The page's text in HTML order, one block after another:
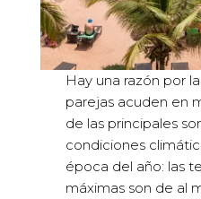
Hay una razón por
parejas acuden en
de las principales
condiciones
época del año: las
máximas son de al